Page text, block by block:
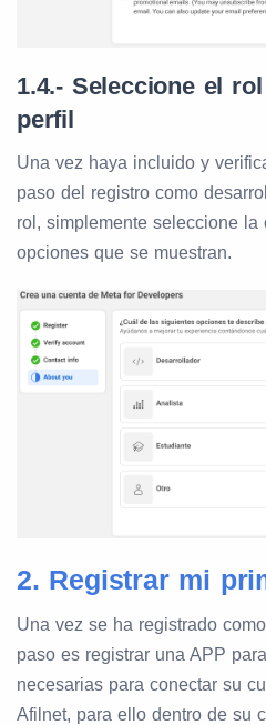
1.4.- Seleccione el
perfil
Una vez haya incluido y
paso del registro como
rol, simplemente seleccione
opciones que se muestran.
2. Registrar mi
Una vez se ha registrado
paso es registrar una APP
necesarias para conectar su
Afilnet, para ello dentro de su